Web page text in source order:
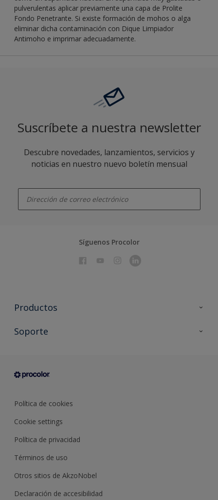
pulverulentas aplicar previamente una capa de Prolite
Fondo Penetrante. Si existe formación de mohos o alga
eliminar dicha contaminación con Dique Limpiador
Antimoho e imprimar adecuadamente.
Suscríbete a nuestra newsletter
Descubre novedades, lanzamientos, servicios y
noticias en nuestro nuevo boletín mensual
Síguenos Procolor
Productos
Todos los productos
Condiciones generales de venta
Soporte
Sobre Procolor
Política de cookies
Cookie settings
Política de privacidad
Términos de uso
Otros sitios de AkzoNobel
Declaración de accesibilidad